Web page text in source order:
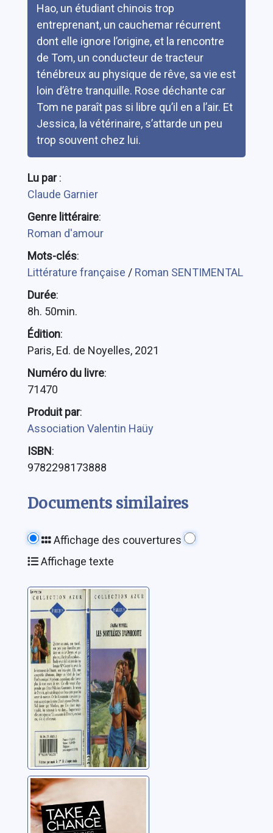
Hao, un étudiant chinois trop
entreprenant, un cauchemar récurrent
dont elle ignore l’origine, et la rencontre
de Tom, un conducteur de tracteur
ténébreux au physique de rêve, sa vie est
loin d’être tranquille. Rose déchante car
Tom ne paraît pas si libre qu’il en a l’air. Et
Jessica, la vétérinaire, s’attarde un peu
trop souvent chez lui.
Lu par:
Claude Garnier
Genre littéraire:
Roman d'amour
Mots-clés:
Littérature française / Roman SENTIMENTAL
Durée:
8h. 50min.
Édition:
Paris, Ed. de Noyelles, 2021
Numéro du livre:
71470
Produit par:
Association Valentin Haüy
ISBN:
9782298173888
Documents similaires
Affichage des couvertures
Affichage texte
Les sortilèges
d'Aphrodite
Mansell, Joanna
Take a chance
Glines, Abbi